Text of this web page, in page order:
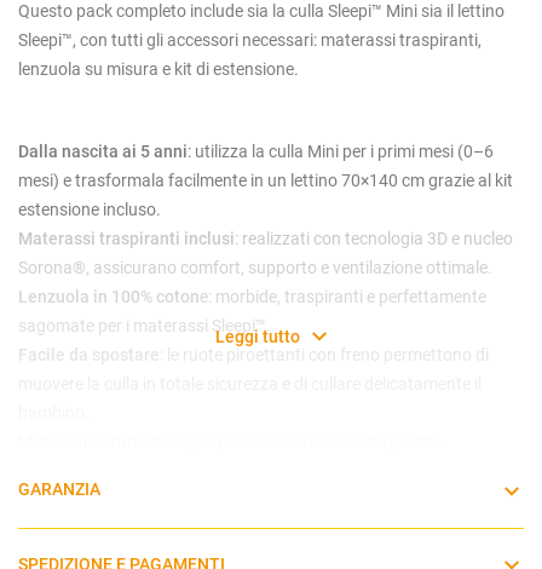
Questo pack completo include sia la culla Sleepi™ Mini sia il lettino
Sleepi™, con tutti gli accessori necessari: materassi traspiranti,
lenzuola su misura e kit di estensione.
Dalla nascita ai 5 anni: utilizza la culla Mini per i primi mesi (0–6
mesi) e trasformala facilmente in un lettino 70×140 cm grazie al kit
estensione incluso.
Materassi traspiranti inclusi: realizzati con tecnologia 3D e nucleo
Sorona®, assicurano comfort, supporto e ventilazione ottimale.
Lenzuola in 100% cotone: morbide, traspiranti e perfettamente
sagomate per i materassi Sleepi™.
Facile da spostare : le ruote piroettanti con freno permettono di
sulle parti in legno.
Cosa comprende il bundle:
Leggi tutto
GARANZIA
SPEDIZIONE E PAGAMENTI